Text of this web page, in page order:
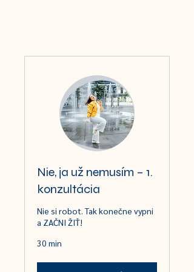
Nie, ja už nemusím – 1.
konzultácia
Nie si robot. Tak konečne vypni
a ZAČNI ŽIŤ!
30 min